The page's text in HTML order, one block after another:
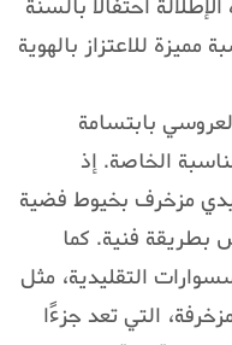
مميزة للاعتزاز بالهوية
بابتسامة
الخاصة. إذ
مزخرف بخيوط فضية
بطريقة فنية. كما
التقليدية، مثل
التي تعد جزءًا